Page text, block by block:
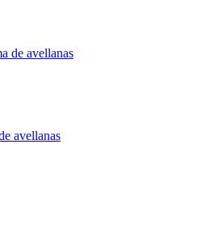
avellanas